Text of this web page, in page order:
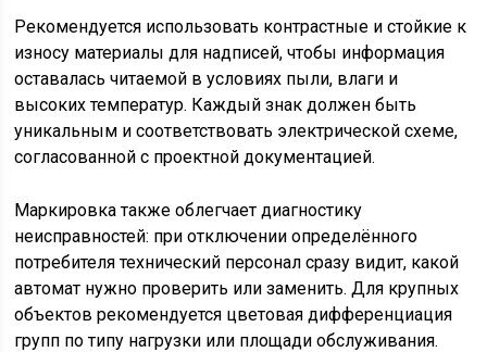
Рекомендуется использовать контрастные и стойкие к
износу материалы для надписей, чтобы информация
оставалась читаемой в условиях пыли, влаги и
высоких температур. Каждый знак должен быть
уникальным и соответствовать электрической схеме,
согласованной с проектной документацией.
Маркировка также облегчает диагностику
неисправностей: при отключении определённого
потребителя технический персонал сразу видит, какой
автомат нужно проверить или заменить. Для крупных
объектов рекомендуется цветовая дифференциация
групп по типу нагрузки или площади обслуживания.